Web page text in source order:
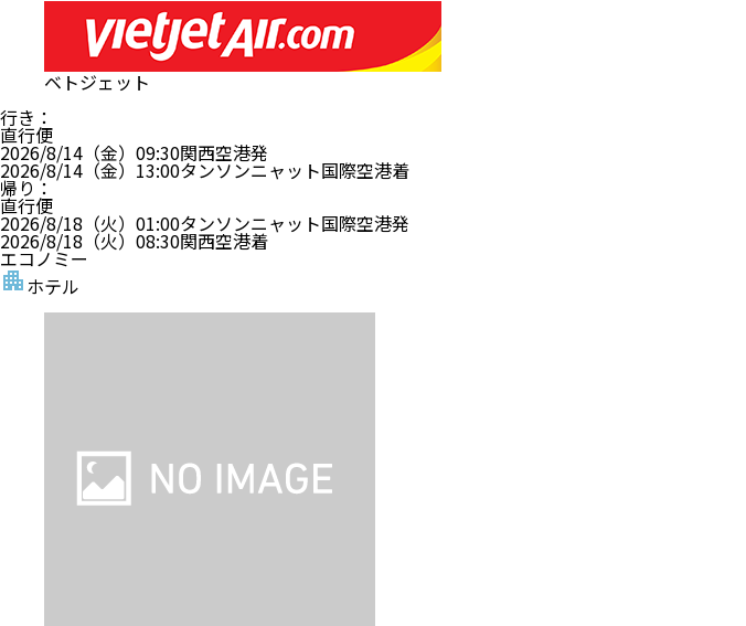
ベトジェット
行き ：
直行便
2026/8/14（金） 09:30関西空港発
2026/8/14（金） 13:00タンソンニャット国際空港着
帰り ：
直行便
2026/8/18（火） 01:00タンソンニャット国際空港発
2026/8/18（火） 08:30関西空港着
エコノミー
ホテル